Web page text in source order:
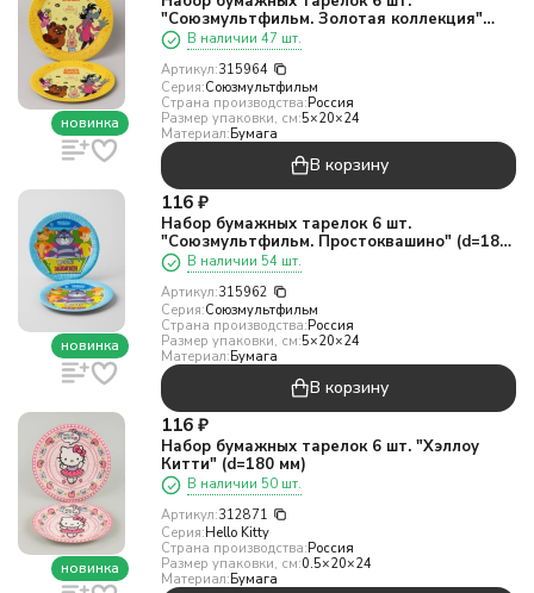
новинка
"Союзмультфильм. Золотая коллекция"
(d=180 мм)
В наличии 47 шт.
Артикул:315964
Серия:Союзмультфильм
Страна производства:Россия
Размер упаковки, см:5×20×24
Материал:Бумага
В корзину
новинка
116 ₽
Набор бумажных тарелок 6 шт.
"Союзмультфильм. Простоквашино" (d=180
мм) В наличии 54 шт.
Артикул:315962
Серия:Союзмультфильм
Страна производства:Россия
Размер упаковки, см:5×20×24
Материал:Бумага
В корзину
новинка
116 ₽
Набор бумажных тарелок 6 шт. "Хэллоу
Китти" (d=180 мм)
В наличии 50 шт.
Артикул:312871
Серия:Hello Kitty
Страна производства:Россия
Размер упаковки, см:0.5×20×24
Материал:Бумага